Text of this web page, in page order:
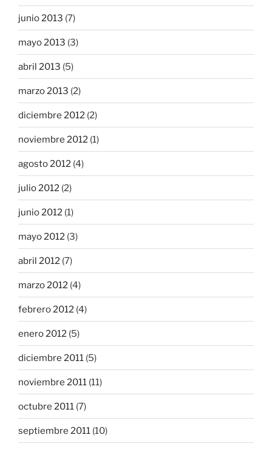
junio 2013 (7)
mayo 2013 (3)
abril 2013 (5)
marzo 2013 (2)
diciembre 2012 (2)
noviembre 2012 (1)
agosto 2012 (4)
julio 2012 (2)
junio 2012 (1)
mayo 2012 (3)
abril 2012 (7)
marzo 2012 (4)
febrero 2012 (4)
enero 2012 (5)
diciembre 2011 (5)
noviembre 2011 (11)
octubre 2011 (7)
septiembre 2011 (10)